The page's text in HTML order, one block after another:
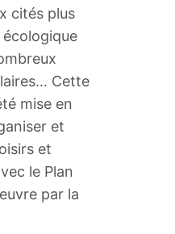
cités plus
Cette
mise en
et
et
le Plan
par la